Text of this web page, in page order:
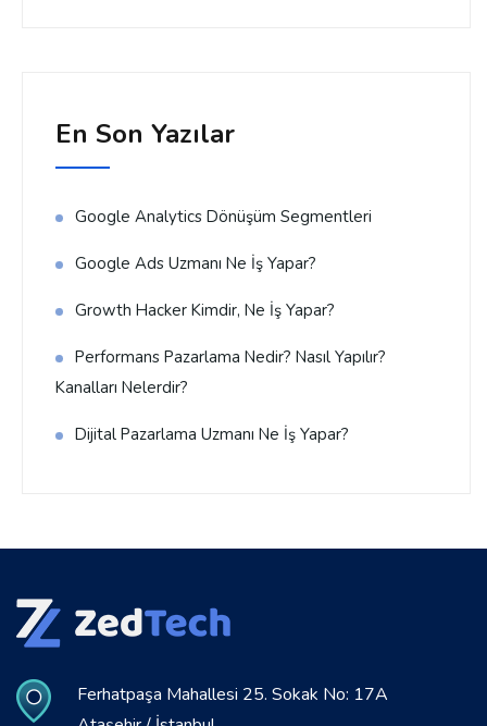
En Son Yazılar
Google Analytics Dönüşüm Segmentleri
Google Ads Uzmanı Ne İş Yapar?
Growth Hacker Kimdir, Ne İş Yapar?
Performans Pazarlama Nedir? Nasıl Yapılır?
Kanalları Nelerdir?
Dijital Pazarlama Uzmanı Ne İş Yapar?
Ferhatpaşa Mahallesi 25. Sokak No: 17A